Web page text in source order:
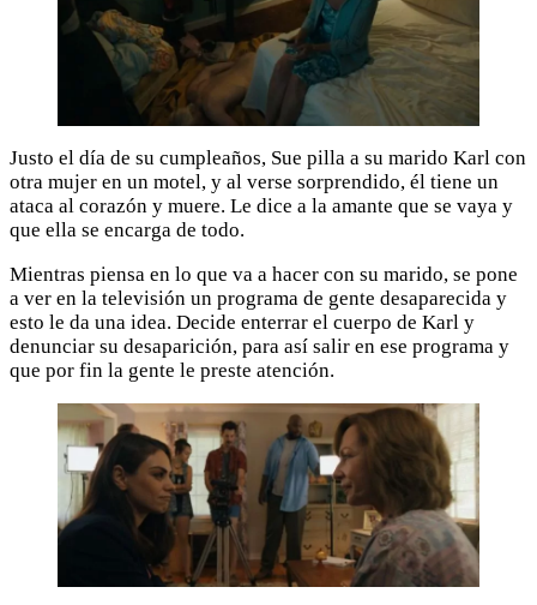
Justo el día de su cumpleaños, Sue pilla a su marido Karl con
otra mujer en un motel, y al verse sorprendido, él tiene un
ataca al corazón y muere. Le dice a la amante que se vaya y
que ella se encarga de todo.
Mientras piensa en lo que va a hacer con su marido, se pone
a ver en la televisión un programa de gente desaparecida y
esto le da una idea. Decide enterrar el cuerpo de Karl y
denunciar su desaparición, para así salir en ese programa y
que por fin la gente le preste atención.